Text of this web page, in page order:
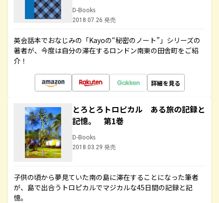
D-Books
2018.07.26 発売
英会話本でおなじみの「Kayoの“秘密のノート”」シリーズの
著者が、今度は自分の滞在するロンドン南東の田舎町をご紹
介！
詳細を見る
とろとろトロピカル ある旅の記録と
記憶。 第1巻
D-Books
2018.03.29 発売
子供の頃から夢見ていた南の島に滞在することになった筆者
が、島で出合うトロピカルでマジカルな45日間の記録と記
憶。